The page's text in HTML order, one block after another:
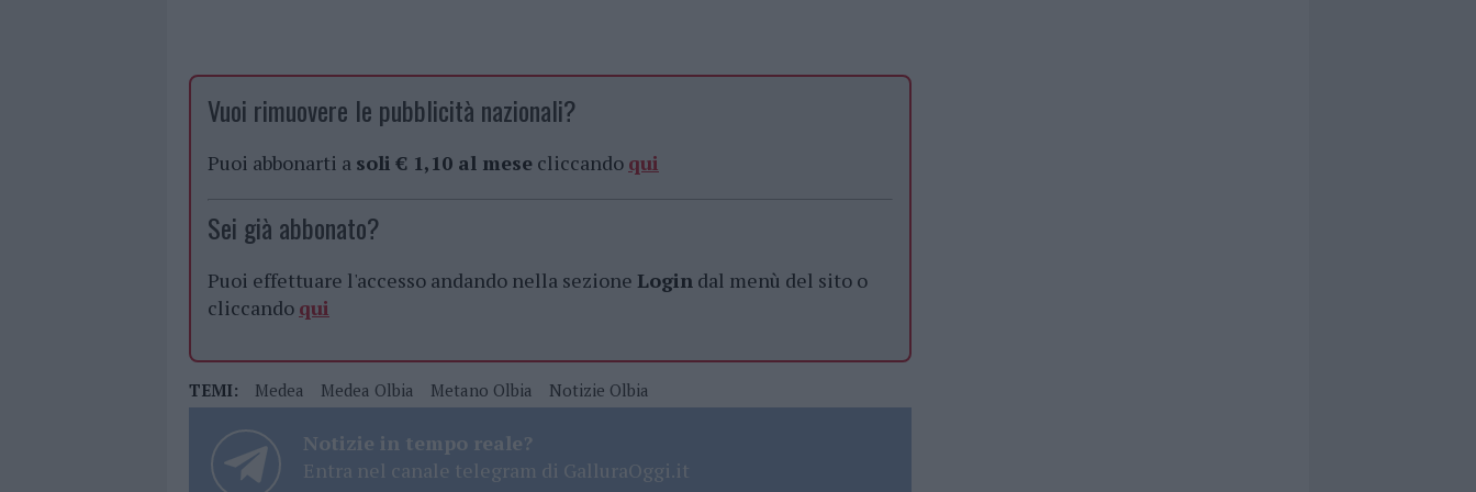
Vuoi rimuovere le pubblicità nazionali?
Puoi abbonarti a soli € 1,10 al mese cliccando qui
Sei già abbonato?
Puoi effettuare l'accesso andando nella sezione Login dal menù del sito o
cliccando qui
TEMI: Medea Medea Olbia Metano Olbia Notizie Olbia
Notizie in tempo reale?
Entra nel canale telegram di GalluraOggi.it